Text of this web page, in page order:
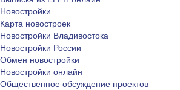
Новостройки
Карта новостроек
Новостройки Владивостока
Новостройки России
Обмен новостройки
Новостройки онлайн
Общественное обсуждение проектов